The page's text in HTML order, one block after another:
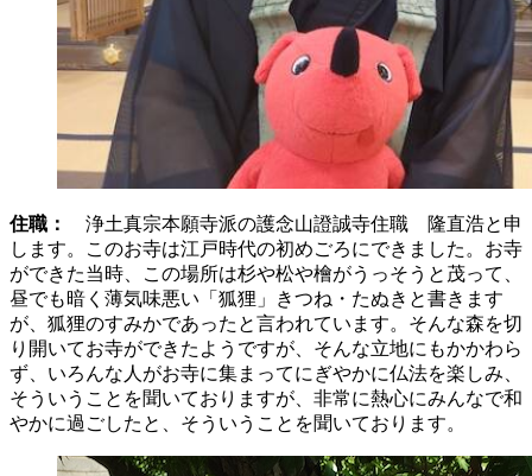
住職： 浄土真宗本願寺派の護念山證誠寺住職 隆直浩と申
します。このお寺は江戸時代の初めごろにできました。お寺
ができた当時、この場所は杉や松や檜がうっそうと茂って、
昼でも暗く薄気味悪い「狐狸」きつね・たぬきと書きます
が、狐狸のすみかであったと言われています。そんな森を切
り開いてお寺ができたようですが、そんな立地にもかかわら
ず、いろんな人がお寺に集まってにぎやかに仏法を楽しみ、
そういうことを聞いておりますが、非常に熱心にみんなで和
やかに過ごしたと、そういうことを聞いております。